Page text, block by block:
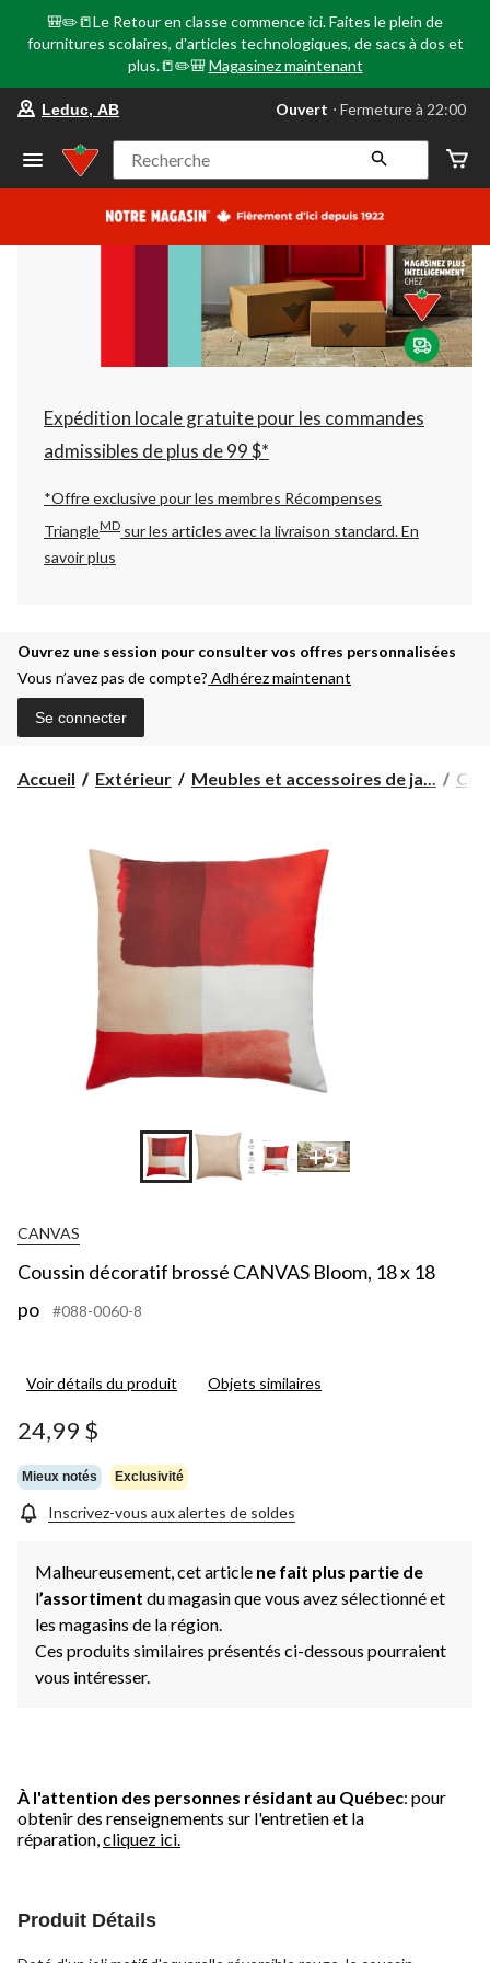
🎒✏️📒Le Retour en classe commence ici. Faites le plein de
fournitures scolaires, d'articles technologiques, de sacs à dos et
plus.📒✏️🎒 Magasinez maintenant
votre
préféré
Leduc,
AB,
courament
Fermeture
à
22:00
cliquer
pour
changer
Leduc, AB Ouvert ⋅ Fermeture à 22:00
Recherche
Expédition locale gratuite pour les commandes
admissibles de plus de 99 $*
*Offre exclusive pour les membres Récompenses
TriangleMD sur les articles avec la livraison standard.En
savoir plus
Ouvrez une session pour consulter vos offres personnalisées
Vous n’avez pas de compte? Adhérez maintenant
Se connecter
Accueil Extérieur Meubles et accessoires de ja...
+5
CANVAS
Coussin décoratif brossé CANVAS Bloom, 18 x 18
po
#088-0060-8
Voir détails du produit Objets similaires
24,99 $
Mieux notés Exclusivité
Inscrivez-vous aux alertes de soldes
Malheureusement, cet article ne fait plus partie de
l’assortiment du magasin que vous avez sélectionné et
les magasins de la région.
Ces produits similaires présentés ci-dessous pourraient
vous intéresser.
À l'attention des personnes résidant au Québec: pour
obtenir des renseignements sur l'entretien et la
réparation, cliquez ici.
Produit Détails